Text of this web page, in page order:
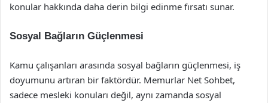
konular hakkında daha derin bilgi edinme fırsatı sunar.
Sosyal Bağların Güçlenmesi
Kamu çalışanları arasında sosyal bağların güçlenmesi, iş
doyumunu artıran bir faktördür. Memurlar Net Sohbet,
sadece mesleki konuları değil, aynı zamanda sosyal